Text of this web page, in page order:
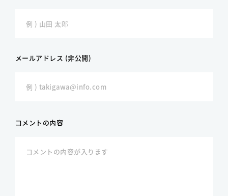
メールアドレス (非公開)
コメントの内容